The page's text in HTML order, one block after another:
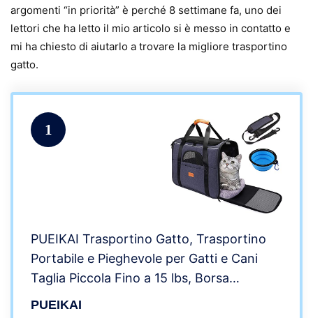
argomenti “in priorità” è perché 8 settimane fa, uno dei
lettori che ha letto il mio articolo si è messo in contatto e
mi ha chiesto di aiutarlo a trovare la migliore trasportino
gatto.
1
PUEIKAI Trasportino Gatto, Trasportino
Portabile e Pieghevole per Gatti e Cani
Taglia Piccola Fino a 15 lbs, Borsa
GattoTraspirante con Guinzaglio Interno
PUEIKAI